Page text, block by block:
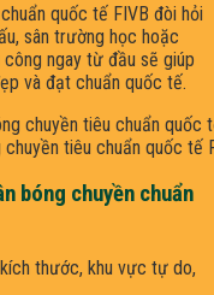
quốc tế FIVB đòi hỏi
sân trường học hoặc
ngay từ đầu sẽ giúp
và đạt chuẩn quốc tế.
tiêu chuẩn quốc
bóng chuyền chuẩn
thước, khu vực tự do,